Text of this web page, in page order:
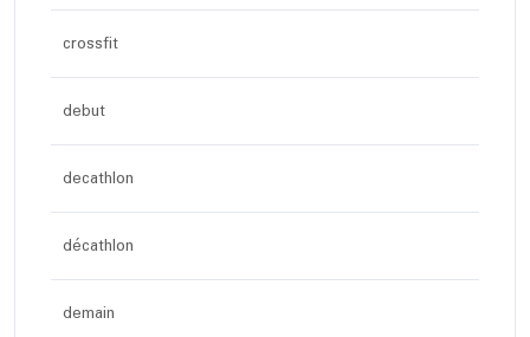
crossfit
debut
decathlon
décathlon
demain